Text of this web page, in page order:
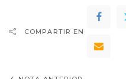
COMPARTIR EN